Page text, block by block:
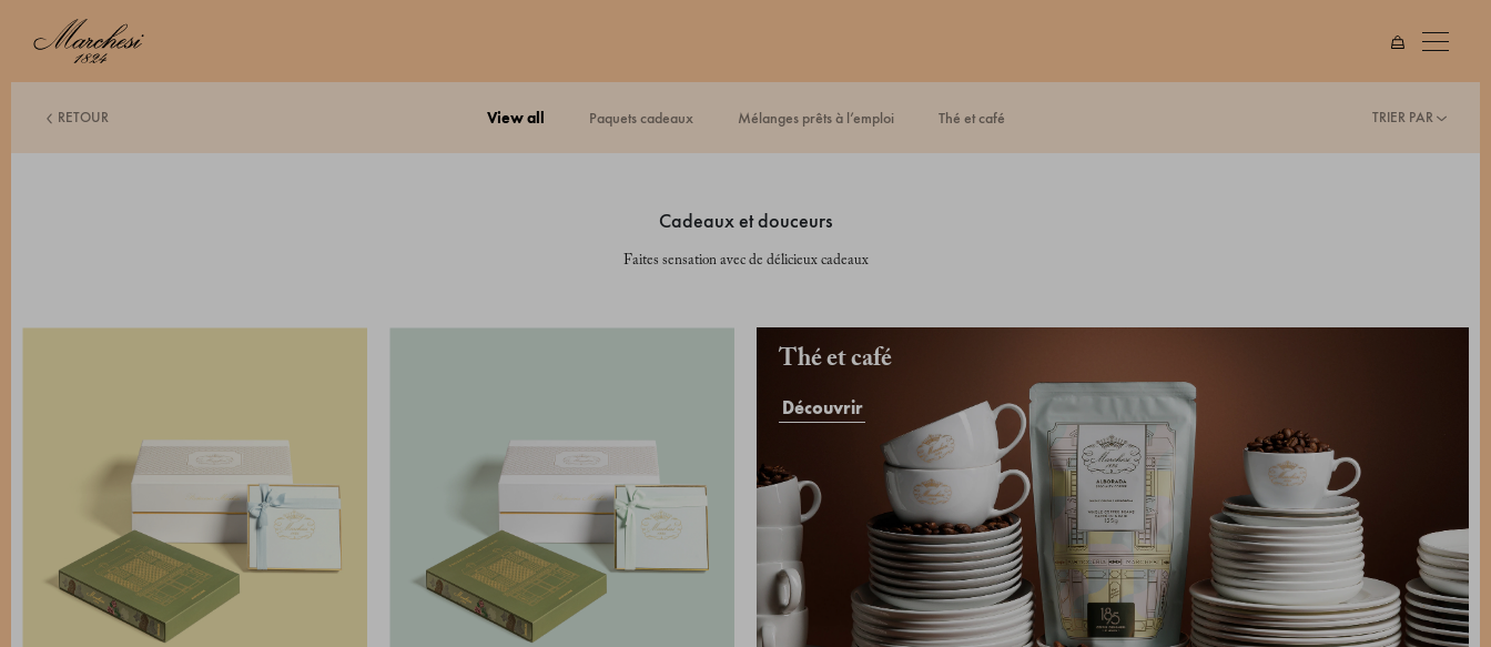
RETOUR view all paquets cadeaux mélanges prêts à l’emploi thé et café TRIER PAR
cadeaux et douceurs
Faites sensation avec de délicieux cadeaux
Thé et café
Découvrir